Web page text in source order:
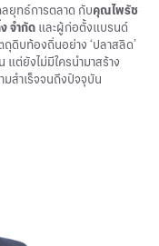
ลยุทธ์การตลาด กับคุณไพรัช
จำกัด และผู้ก่อตั้งแบรนด์
ดิบท้องถิ่นอย่าง ‘ปลาสลิด’
แต่ยังไม่มีใครนำมาสร้าง
สำเร็จจนถึงปัจจุบัน